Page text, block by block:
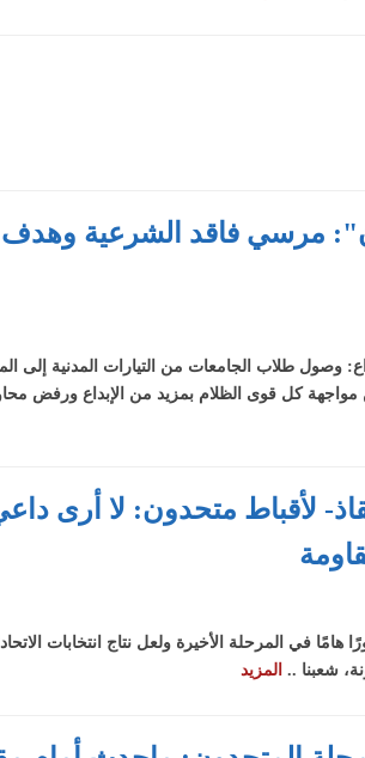
مرسي فاقد الشرعية وهدف
وصول طلاب الجامعات من التيارات المدنية إلى
من مواجهة كل قوى الظلام بمزيد من الإبداع ورفض
لأقباط متحدون: لا أرى
هامًا في المرحلة الأخيرة ولعل نتاج انتخابات
شعبنا .. المزيد